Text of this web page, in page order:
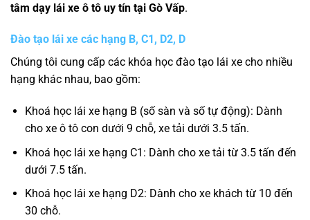
tâm dạy lái xe ô tô uy tín tại Gò Vấp.
Đào tạo lái xe các hạng B, C1, D2, D
Chúng tôi cung cấp các khóa học đào tạo lái xe cho nhiều
hạng khác nhau, bao gồm:
Khoá học lái xe hạng B (số sàn và số tự động): Dành
cho xe ô tô con dưới 9 chỗ, xe tải dưới 3.5 tấn.
Khoá học lái xe hạng C1: Dành cho xe tải từ 3.5 tấn đến
dưới 7.5 tấn.
Khoá học lái xe hạng D2: Dành cho xe khách từ 10 đến
30 chỗ.